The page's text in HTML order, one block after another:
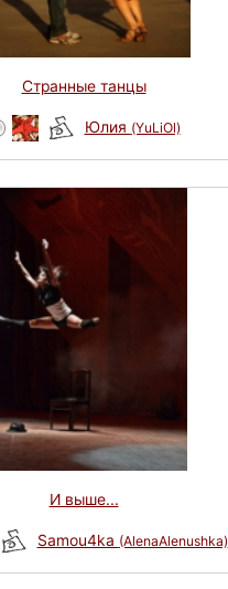
Странные танцы
Юлия (YuLiOl)
И выше...
Samou4ka (AlenaAlenushka)